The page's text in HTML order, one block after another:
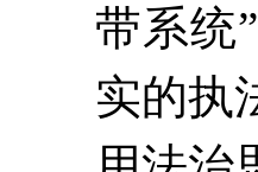
带系统
实的执